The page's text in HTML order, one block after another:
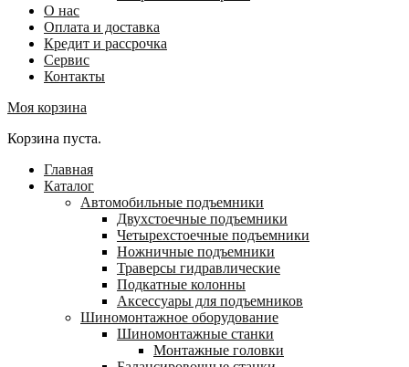
О нас
Оплата и доставка
Кредит и рассрочка
Сервис
Контакты
Моя корзина
Корзина пуста.
Главная
Каталог
Автомобильные подъемники
Двухстоечные подъемники
Четырехстоечные подъемники
Ножничные подъемники
Траверсы гидравлические
Подкатные колонны
Аксессуары для подъемников
Шиномонтажное оборудование
Шиномонтажные станки
Монтажные головки